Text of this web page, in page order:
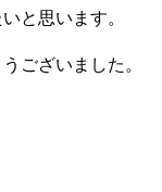
と思います。
ございました。